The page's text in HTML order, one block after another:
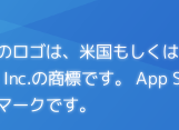
ゴは、米国もしく
の商標です。 App
ークです。